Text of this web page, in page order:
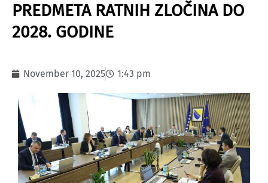
PREDMETA RATNIH ZLOČINA DO
2028. GODINE
November 10, 2025 1:43 pm